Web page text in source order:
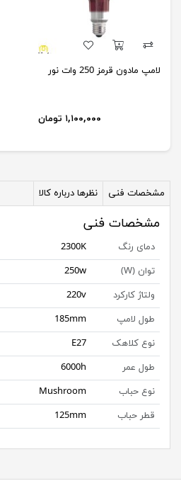
لامپ مادون قرمز 250 وات نور
۱,۱۰۰,۰۰۰ تومان
مشخصات فنی نظرها درباره کالا
مشخصات فنی
دمای رنگ
2300K
توان (W)
250w
ولتاژ کارکرد
220v
طول لامپ
185mm
نوع کلاهک
E27
طول عمر
6000h
نوع حباب
Mushroom
قطر حباب
125mm